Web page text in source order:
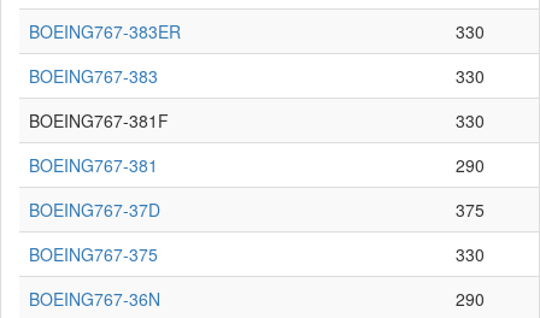
BOEING767-383ER
330
BOEING767-383
330
BOEING767-381F
330
BOEING767-381
290
BOEING767-37D
375
BOEING767-375
330
BOEING767-36N
290